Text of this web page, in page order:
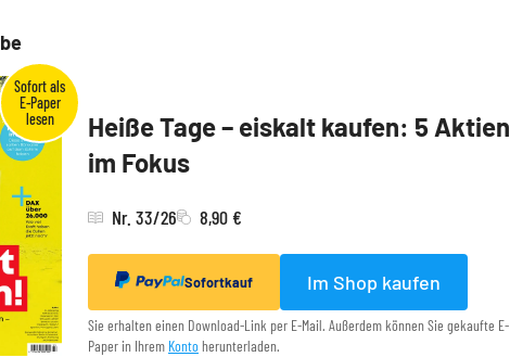
Heiße Tage – eiskalt kaufen: 5 Aktien
im Fokus
Nr. 33/26 8,90 €
Sofortkauf Im Shop kaufen
Sie erhalten einen Download-Link per E-Mail. Außerdem können Sie gekaufte E-
Paper in Ihrem Konto herunterladen.